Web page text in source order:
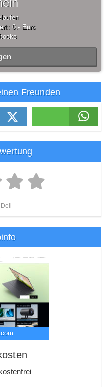
0,- Euro
Freunden